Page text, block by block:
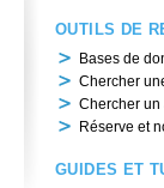
OUTILS DE
Bases de
Chercher
Chercher un
Réserve et
GUIDES ET